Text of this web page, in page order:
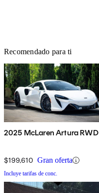
Recomendado para ti
2025 McLaren Artura RWD
$199,610 Gran oferta
Incluye tarifas de conc.